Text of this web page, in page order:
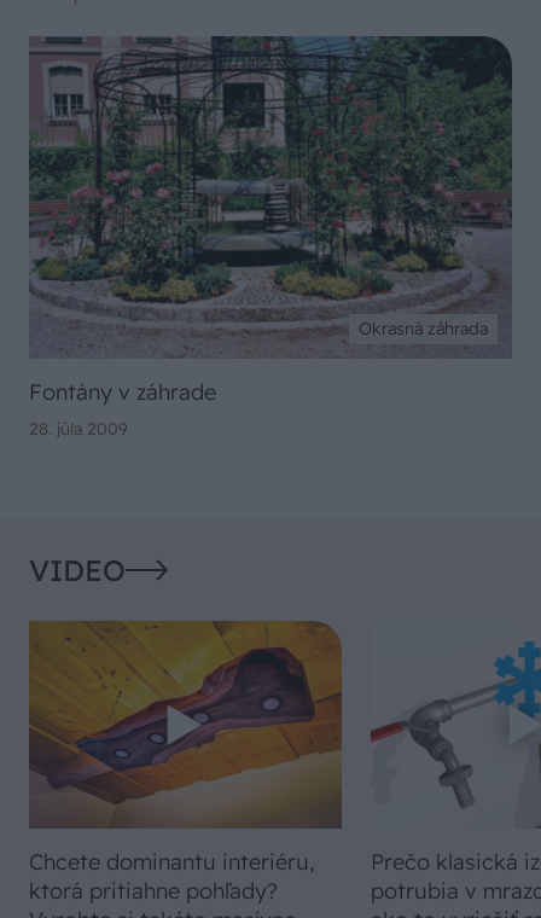
Okrasná záhrada
Fontány v záhrade
28. júla 2009
VIDEO
Chcete dominantu interiéru,
ktorá pritiahne pohľady?
Prečo klasická
potrubia v